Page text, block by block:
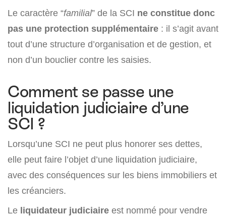
Le caractère “familial” de la SCI ne constitue donc
pas une protection supplémentaire : il s’agit avant
tout d’une structure d’organisation et de gestion, et
non d’un bouclier contre les saisies.
Comment se passe une
liquidation judiciaire d’une
SCI ?
Lorsqu’une SCI ne peut plus honorer ses dettes,
elle peut faire l’objet d’une liquidation judiciaire,
avec des conséquences sur les biens immobiliers et
les créanciers.
Le liquidateur judiciaire est nommé pour vendre